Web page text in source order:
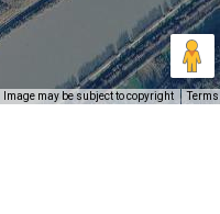
Image may be subject to copyright Terms